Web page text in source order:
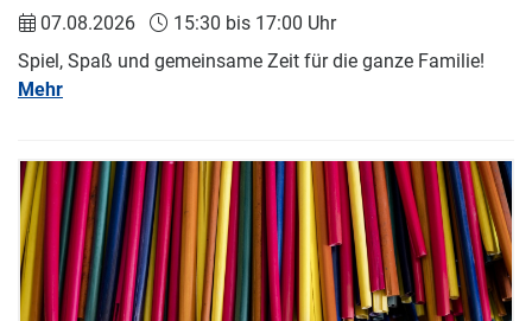
07.08.2026
15:30 bis 17:00 Uhr
Spiel, Spaß und gemeinsame Zeit für die ganze Familie!
Mehr